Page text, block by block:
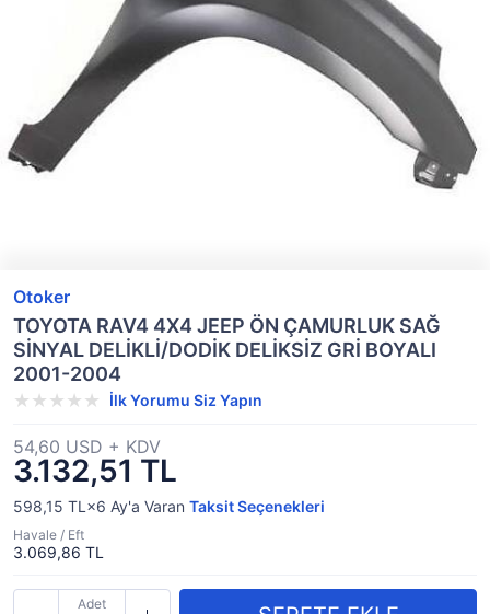
Otoker
TOYOTA RAV4 4X4 JEEP ÖN ÇAMURLUK SAĞ
SİNYAL DELİKLİ/DODİK DELİKSİZ GRİ BOYALI
2001-2004
İlk Yorumu Siz Yapın
3.132,51 TL
54,60 USD + KDV
598,15 TL×6 Ay'a Varan Taksit Seçenekleri
Havale / Eft
3.069,86 TL
Adet